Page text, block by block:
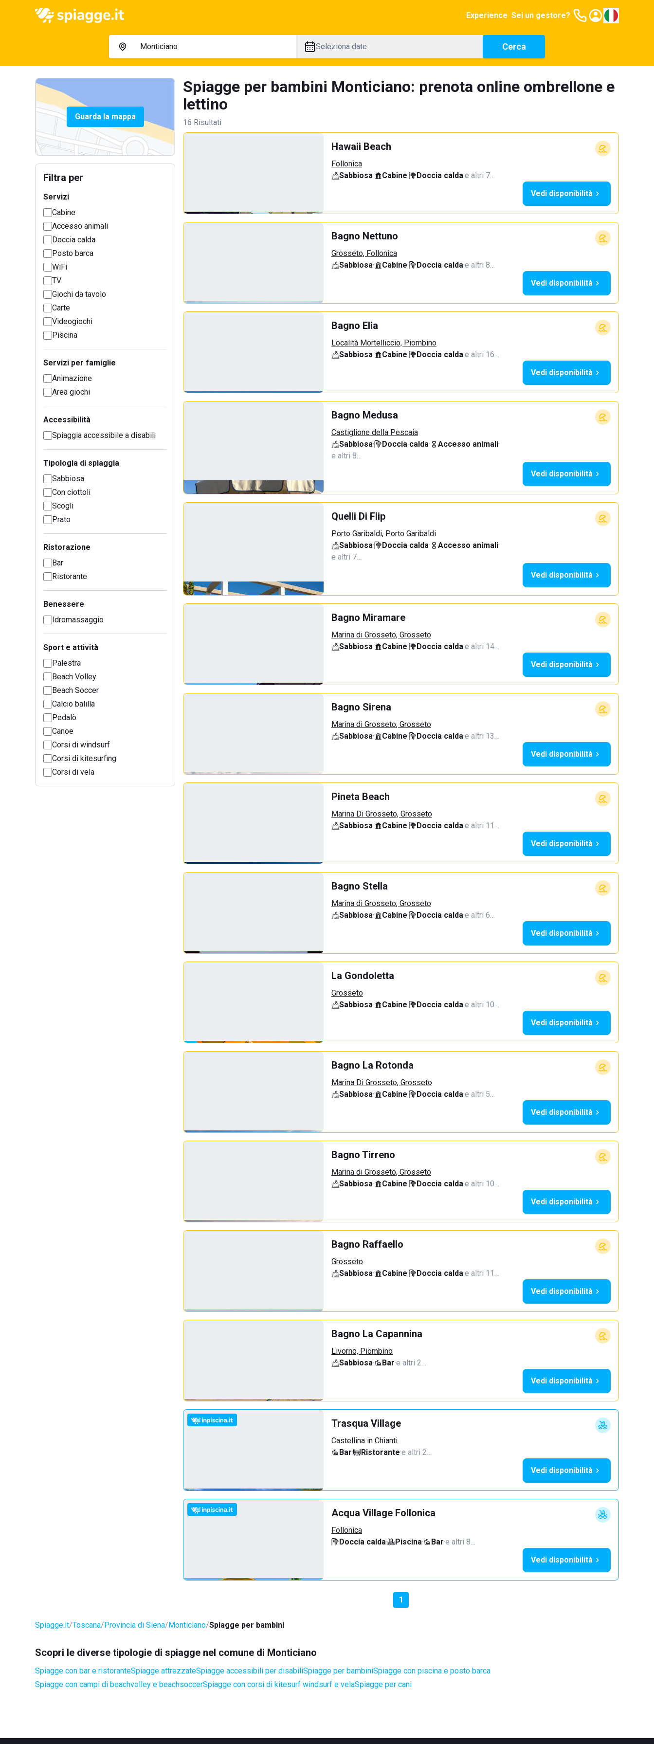
Experience Sei un gestore?
Seleziona date Cerca
Guarda la mappa
Filtra per
Servizi
Cabine
Accesso animali
Doccia calda
Posto barca
WiFi
TV
Giochi da tavolo
Carte
Videogiochi
Piscina
Servizi per famiglie
Animazione
Area giochi
Accessibilità
Spiaggia accessibile a disabili
Tipologia di spiaggia
Sabbiosa
Con ciottoli
Scogli
Prato
Ristorazione
Bar
Ristorante
Benessere
Idromassaggio
Sport e attività
Palestra
Beach Volley
Beach Soccer
Calcio balilla
Pedalò
Canoe
Corsi di windsurf
Corsi di kitesurfing
Corsi di vela
Spiagge per bambini Monticiano: prenota online ombrellone e
lettino
16 Risultati
Hawaii Beach
Follonica
Sabbiosa· Cabine· Doccia calda·e altri 7…
Vedi disponibilità
Bagno Nettuno
Grosseto, Follonica
Sabbiosa· Cabine· Doccia calda·e altri 8…
Vedi disponibilità
Bagno Elia
Località Mortelliccio, Piombino
Sabbiosa· Cabine· Doccia calda·e altri 16…
Vedi disponibilità
Bagno Medusa
Castiglione della Pescaia
Sabbiosa· Doccia calda· Accesso animali·
e altri 8…
Vedi disponibilità
Quelli Di Flip
Porto Garibaldi, Porto Garibaldi
Sabbiosa· Doccia calda· Accesso animali·
e altri 7…
Vedi disponibilità
Bagno Miramare
Marina di Grosseto, Grosseto
Sabbiosa· Cabine· Doccia calda·e altri 14…
Vedi disponibilità
Bagno Sirena
Marina di Grosseto, Grosseto
Sabbiosa· Cabine· Doccia calda·e altri 13…
Vedi disponibilità
Pineta Beach
Marina Di Grosseto, Grosseto
Sabbiosa· Cabine· Doccia calda·e altri 11…
Vedi disponibilità
Bagno Stella
Marina di Grosseto, Grosseto
Sabbiosa· Cabine· Doccia calda·e altri 6…
Vedi disponibilità
La Gondoletta
Grosseto
Sabbiosa· Cabine· Doccia calda·e altri 10…
Vedi disponibilità
Bagno La Rotonda
Marina Di Grosseto, Grosseto
Sabbiosa· Cabine· Doccia calda·e altri 5…
Vedi disponibilità
Bagno Tirreno
Marina di Grosseto, Grosseto
Sabbiosa· Cabine· Doccia calda·e altri 10…
Vedi disponibilità
Bagno Raffaello
Grosseto
Sabbiosa· Cabine· Doccia calda·e altri 11…
Vedi disponibilità
Bagno La Capannina
Livorno, Piombino
Sabbiosa· Bar·e altri 2…
Vedi disponibilità
Trasqua Village
Castellina in Chianti
Bar· Ristorante·e altri 2…
Vedi disponibilità
Acqua Village Follonica
Follonica
Doccia calda· Piscina· Bar·e altri 8…
Vedi disponibilità
1
Spiagge.it Toscana Provincia di Siena Monticiano Spiagge per bambini
Scopri le diverse tipologie di spiagge nel comune di Monticiano
Spiagge con bar e ristoranteSpiagge attrezzateSpiagge accessibili per disabiliSpiagge per bambiniSpiagge con piscina e posto barca
Spiagge con campi di beachvolley e beachsoccerSpiagge con corsi di kitesurf windsurf e velaSpiagge per cani